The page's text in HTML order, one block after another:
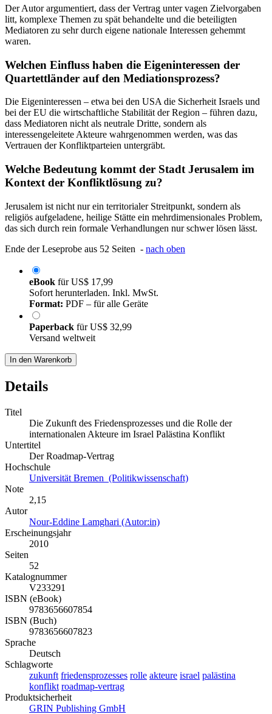
Der Autor argumentiert, dass der Vertrag unter vagen Zielvorgaben
litt, komplexe Themen zu spät behandelte und die beteiligten
Mediatoren zu sehr durch eigene nationale Interessen gehemmt
waren.
Welchen Einfluss haben die Eigeninteressen der
Quartettländer auf den Mediationsprozess?
Die Eigeninteressen – etwa bei den USA die Sicherheit Israels und
bei der EU die wirtschaftliche Stabilität der Region – führen dazu,
dass Mediatoren nicht als neutrale Dritte, sondern als
interessengeleitete Akteure wahrgenommen werden, was das
Vertrauen der Konfliktparteien untergräbt.
Welche Bedeutung kommt der Stadt Jerusalem im
Kontext der Konfliktlösung zu?
Jerusalem ist nicht nur ein territorialer Streitpunkt, sondern als
religiös aufgeladene, heilige Stätte ein mehrdimensionales Problem,
das sich durch rein formale Verhandlungen nur schwer lösen lässt.
Ende der Leseprobe aus 52 Seiten - nach oben
eBook fürUS$ 17,99
Sofort herunterladen. Inkl. MwSt.
Format: PDF – für alle Geräte
Paperback fürUS$ 32,99
Versand weltweit
In den Warenkorb
Details
Titel
Die Zukunft des Friedensprozesses und die Rolle der
internationalen Akteure im Israel Palästina Konflikt
Untertitel
Der Roadmap-Vertrag
Hochschule
Universität Bremen (Politikwissenschaft)
Note
2,15
Autor
Nour-Eddine Lamghari (Autor:in)
Erscheinungsjahr
2010
Seiten
52
Katalognummer
V233291
ISBN (eBook)
9783656607854
ISBN (Buch)
9783656607823
Sprache
Deutsch
Schlagworte
zukunft friedensprozesses rolle akteure israel palästina
konflikt roadmap-vertrag
Produktsicherheit
GRIN Publishing GmbH